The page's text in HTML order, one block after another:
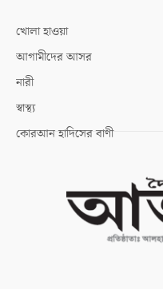
খোলা হাওয়া
আগামীদের আসর
নারী
স্বাস্থ্য
কোরআন হাদিসের বাণী